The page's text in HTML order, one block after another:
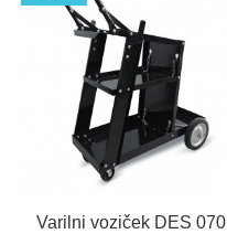
Varilni voziček DES 070